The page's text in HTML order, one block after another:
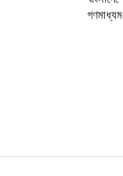
গণমাধ্যম